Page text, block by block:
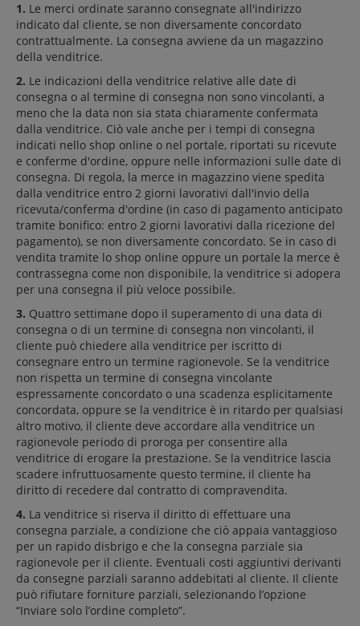
1. Le merci ordinate saranno consegnate all'indirizzo
indicato dal cliente, se non diversamente concordato
contrattualmente. La consegna avviene da un magazzino
della venditrice.
2. Le indicazioni della venditrice relative alle date di
consegna o al termine di consegna non sono vincolanti, a
meno che la data non sia stata chiaramente confermata
dalla venditrice. Ciò vale anche per i tempi di consegna
indicati nello shop online o nel portale, riportati su ricevute
e conferme d'ordine, oppure nelle informazioni sulle date di
consegna. Di regola, la merce in magazzino viene spedita
dalla venditrice entro 2 giorni lavorativi dall'invio della
ricevuta/conferma d'ordine (in caso di pagamento anticipato
tramite bonifico: entro 2 giorni lavorativi dalla ricezione del
pagamento), se non diversamente concordato. Se in caso di
vendita tramite lo shop online oppure un portale la merce è
contrassegna come non disponibile, la venditrice si adopera
per una consegna il più veloce possibile.
3. Quattro settimane dopo il superamento di una data di
consegna o di un termine di consegna non vincolanti, il
cliente può chiedere alla venditrice per iscritto di
consegnare entro un termine ragionevole. Se la venditrice
non rispetta un termine di consegna vincolante
espressamente concordato o una scadenza esplicitamente
concordata, oppure se la venditrice è in ritardo per qualsiasi
altro motivo, il cliente deve accordare alla venditrice un
ragionevole periodo di proroga per consentire alla
venditrice di erogare la prestazione. Se la venditrice lascia
scadere infruttuosamente questo termine, il cliente ha
diritto di recedere dal contratto di compravendita.
4. La venditrice si riserva il diritto di effettuare una
consegna parziale, a condizione che ciò appaia vantaggioso
per un rapido disbrigo e che la consegna parziale sia
ragionevole per il cliente. Eventuali costi aggiuntivi derivanti
da consegne parziali saranno addebitati al cliente. Il cliente
può rifiutare forniture parziali, selezionando l’opzione
“Inviare solo l’ordine completo”.